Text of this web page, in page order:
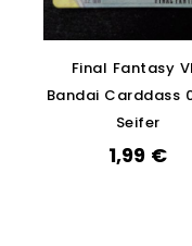
Final Fantasy
Bandai Carddass
Seifer
1,99 €